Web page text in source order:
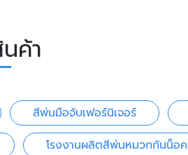
ค้า
สีพ่นมือจับเฟอร์นิเจอร์
โรงงานผลิตสีพ่นหมวกกันน็อค